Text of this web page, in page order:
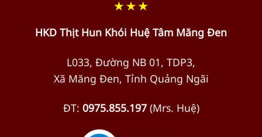
HKD Thịt Hun Khói Huệ Tâm Măng Đen
L033, Đường NB 01, TDP3,
Xã Măng Đen, Tỉnh Quảng Ngãi
ĐT: 0975.855.197(Mrs. Huệ)